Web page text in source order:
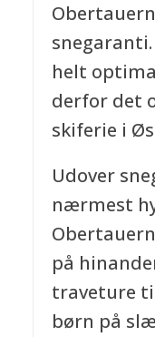
helt
derfor det
skiferie i
Udover
nærmest
på
traveture
børn på